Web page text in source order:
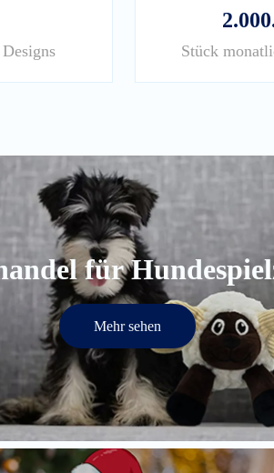
Stück
für
Mehr sehen